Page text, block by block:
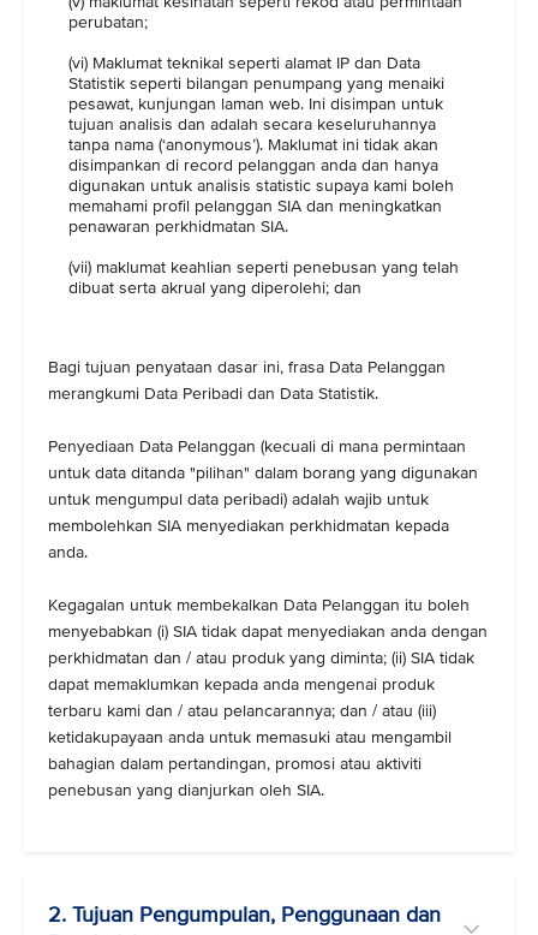
perubatan;
(vi) Maklumat teknikal seperti alamat IP dan Data
Statistik seperti bilangan penumpang yang menaiki
pesawat, kunjungan laman web. Ini disimpan untuk
tujuan analisis dan adalah secara keseluruhannya
tanpa nama (‘anonymous’). Maklumat ini tidak akan
disimpankan di record pelanggan anda dan hanya
digunakan untuk analisis statistic supaya kami boleh
memahami profil pelanggan SIA dan meningkatkan
penawaran perkhidmatan SIA.
(vii) maklumat keahlian seperti penebusan yang telah
dibuat serta akrual yang diperolehi; dan
Bagi tujuan penyataan dasar ini, frasa Data Pelanggan
merangkumi Data Peribadi dan Data Statistik.
Penyediaan Data Pelanggan (kecuali di mana permintaan
untuk data ditanda "pilihan" dalam borang yang digunakan
untuk mengumpul data peribadi) adalah wajib untuk
membolehkan SIA menyediakan perkhidmatan kepada
anda.
Kegagalan untuk membekalkan Data Pelanggan itu boleh
menyebabkan (i) SIA tidak dapat menyediakan anda dengan
perkhidmatan dan / atau produk yang diminta; (ii) SIA tidak
dapat memaklumkan kepada anda mengenai produk
terbaru kami dan / atau pelancarannya; dan / atau (iii)
ketidakupayaan anda untuk memasuki atau mengambil
bahagian dalam pertandingan, promosi atau aktiviti
penebusan yang dianjurkan oleh SIA.
2. Tujuan Pengumpulan, Penggunaan dan